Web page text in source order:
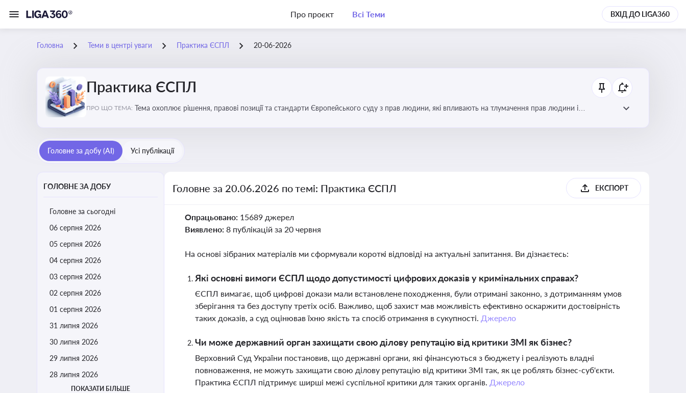
Про проєкт Всі Теми ВХІД ДО LIGA360
Головна Теми в центрі уваги Практика ЄСПЛ 20-06-2026
Практика ЄСПЛ
ПРО ЩО ТЕМА: Тема охоплює рішення, правові позиції та стандарти Європейського суду з прав людини, які впливають на тлумачення прав людини і
Головне за добу (AI) Усі публікації
ГОЛОВНЕ ЗА ДОБУ
Головне за сьогодні
06 серпня 2026
05 серпня 2026
04 серпня 2026
03 серпня 2026
02 серпня 2026
01 серпня 2026
31 липня 2026
30 липня 2026
29 липня 2026
28 липня 2026
ПОКАЗАТИ БІЛЬШЕ
Головне за 20.06.2026 по темі: Практика ЄСПЛ ЕКСПОРТ
Опрацьовано: 15689 джерел
Виявлено: 8 публікацій за 20 червня
На основі зібраних матеріалів ми сформували короткі відповіді на актуальні запитання. Ви дізнаєтесь:
Які основні вимоги ЄСПЛ щодо допустимості цифрових доказів у кримінальних справах?
ЄСПЛ вимагає, щоб цифрові докази мали встановлене походження, були отримані законно, з дотриманням умов
зберігання та без доступу третіх осіб. Важливо, щоб захист мав можливість ефективно оскаржити достовірність
таких доказів, а суд оцінював їхню якість та спосіб отримання в сукупності. Джерело
Чи може державний орган захищати свою ділову репутацію від критики ЗМІ як бізнес?
Верховний Суд України постановив, що державні органи, які фінансуються з бюджету і реалізують владні
повноваження, не можуть захищати свою ділову репутацію від критики ЗМІ так, як це роблять бізнес-суб'єкти.
Практика ЄСПЛ підтримує ширші межі суспільної критики для таких органів. Джерело